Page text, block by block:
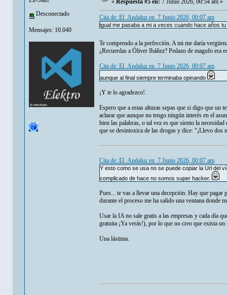
Desconectado
Mensajes: 10.040
« Respuesta #5 en: 7 Junio 2026, 00:54 am »
Cita de: El_Andaluz en 7 Junio 2026, 00:07 am
igual me pasaba a mi a veces cuando hace años
Te comprendo a la perfección. A mi me daría
¿Recuerdas a Óliver Ibáñez? Pedazo de magufo era
Cita de: El_Andaluz en 7 Junio 2026, 00:07 am
aunque al final siempre terminaba opinando
¡Y te lo agradezco!.
Espero que a estas alturas sepas que si digo que un
aclarar que aunque no tengo ningún interés en el
bien las palabras, o tal vez es que siento la
que se desintoxica de las drogas y dice: "¡Llevo
Cita de: El_Andaluz en 7 Junio 2026, 00:07 am
Y esto como se usa no se puede copiar la Url del
complicado de hace no somos super hacker.
Pues... te vas a llevar una decepción: Hay que pagar
durante el proceso me ha salido una ventana donde
Usar la IA no sale gratis a las empresas y cada día
gratuita ¡Ya verás!), por lo que no creo que exista
Una lástima.